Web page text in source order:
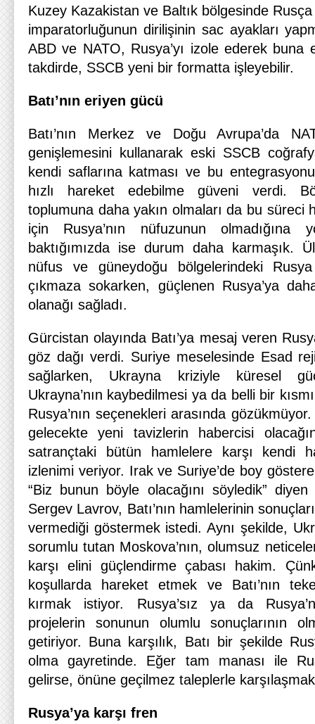
Kuzey Kazakistan ve Baltık bölgesinde
imparatorluğunun dirilişinin sac ayakları
ABD ve NATO, Rusya’yı izole ederek buna
takdirde, SSCB yeni bir formatta işleyebilir.
Batı’nın eriyen gücü
Batı’nın Merkez ve Doğu Avrupa’da
genişlemesini kullanarak eski SSCB
kendi saflarına katması ve bu
hızlı hareket edebilme güveni verdi.
toplumuna daha yakın olmaları da bu süreci
için Rusya’nın nüfuzunun olmadığına
baktığımızda ise durum daha karmaşık.
nüfus ve güneydoğu bölgelerindeki Rusya
çıkmaza sokarken, güçlenen Rusya’ya
olanağı sağladı.
Gürcistan olayında Batı’ya mesaj veren
göz dağı verdi. Suriye meselesinde Esad
sağlarken, Ukrayna kriziyle küresel
Ukrayna’nın kaybedilmesi ya da belli bir
Rusya’nın seçenekleri arasında
gelecekte yeni tavizlerin habercisi
satrançtaki bütün hamlelere karşı kendi
izlenimi veriyor. Irak ve Suriye’de boy
“Biz bunun böyle olacağını söyledik”
Sergev Lavrov, Batı’nın hamlelerinin
vermediği göstermek istedi. Aynı şekilde,
sorumlu tutan Moskova’nın, olumsuz
karşı elini güçlendirme çabası hakim.
koşullarda hareket etmek ve Batı’nın
kırmak istiyor. Rusya’sız ya da
projelerin sonunun olumlu sonuçlarının
getiriyor. Buna karşılık, Batı bir şekilde
olma gayretinde. Eğer tam manası ile
gelirse, önüne geçilmez taleplerle
Rusya’ya karşı fren